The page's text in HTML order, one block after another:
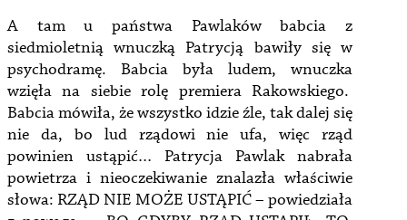
A tam u państwa Pawlaków babcia z
siedmioletnią wnuczką Patrycją bawiły się w
psychodramę. Babcia była ludem, wnuczka
wzięła na siebie rolę premiera Rakowskiego.
Babcia mówiła, że wszystko idzie źle, tak dalej się
nie da, bo lud rządowi nie ufa, więc rząd
powinien ustąpić… Patrycja Pawlak nabrała
powietrza i nieoczekiwanie znalazła właściwie
słowa: RZĄD NIE MOŻE USTĄPIĆ – powiedziała